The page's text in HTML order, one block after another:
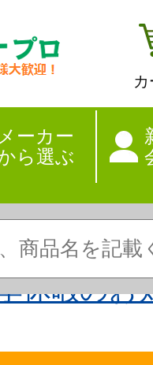
メーカー
ら選ぶ
休暇のお